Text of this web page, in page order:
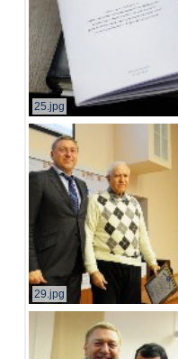
25.jpg
29.jpg